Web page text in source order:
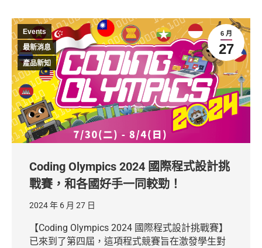
6 月
27
Events
最新消息
產品新知
Coding Olympics 2024 國際程式設計挑
戰賽，和各國好手一同較勁！
2024 年 6 月 27 日
【Coding Olympics 2024 國際程式設計挑戰賽】
已來到了第四屆，這項程式競賽旨在激發學生對